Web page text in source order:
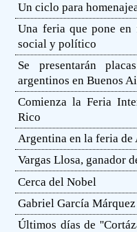
Un ciclo para
Una feria que pone
social y político
Se presentarán
argentinos en Buenos
Comienza la Feria
Rico
Argentina en la feria de
Vargas Llosa, ganador
Cerca del Nobel
Gabriel García
Últimos días de